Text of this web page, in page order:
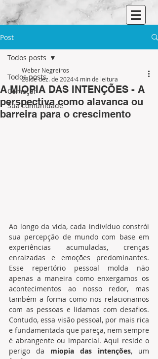
Post
Todos posts
Começar
Sua comunidade
Todos posts
A MIOPIA DAS INTENÇÕES - A
perspectiva como alavanca ou
barreira para o crescimento
Weber Negreiros
28 de dez. de 20244 min de leitura
Ao longo da vida, cada indivíduo constrói
sua percepção de mundo com base em
experiências acumuladas, crenças
enraizadas e emoções predominantes.
Esse repertório pessoal molda não
apenas a maneira como enxergamos os
acontecimentos ao nosso redor, mas
também a forma como nos relacionamos
com as pessoas e lidamos com desafios.
Contudo, essa visão pessoal, por mais rica
e fundamentada que pareça, nem sempre
é abrangente ou imparcial. Aqui reside o
perigo da miopia das intenções, um